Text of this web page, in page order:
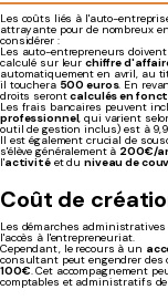
Les coûts liés à l'auto-
attrayante pour de nombreux
considérer :
Les auto-entrepreneurs
calculé sur leur chiffre
automatiquement en avril, au
il touchera 500 euros. En
droits serontcalculés en
Les frais bancaires peuvent
professionnel, qui varient
outil de gestion inclus) est à
Il est également crucial de
s'élève généralement à 200€/
l'activitéet du niveau de
Coût de
Les démarches
l'accès à l'entrepreneuriat.
Cependant, le recours à un
consultant peut engendrer des
100€. Cet accompagnement
comptables et administratifs